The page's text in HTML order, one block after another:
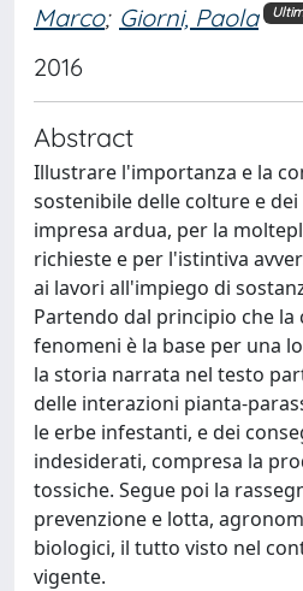
Marco; Giorni, Paola
2016
Abstract
Illustrare l'importanza e la
sostenibile delle colture e
impresa ardua, per la
richieste e per l'istintiva
ai lavori all'impiego di
Partendo dal principio che la
fenomeni è la base per una
la storia narrata nel testo
delle interazioni pianta-
le erbe infestanti, e dei
indesiderati, compresa la
tossiche. Segue poi la
prevenzione e lotta,
biologici, il tutto visto nel
vigente.